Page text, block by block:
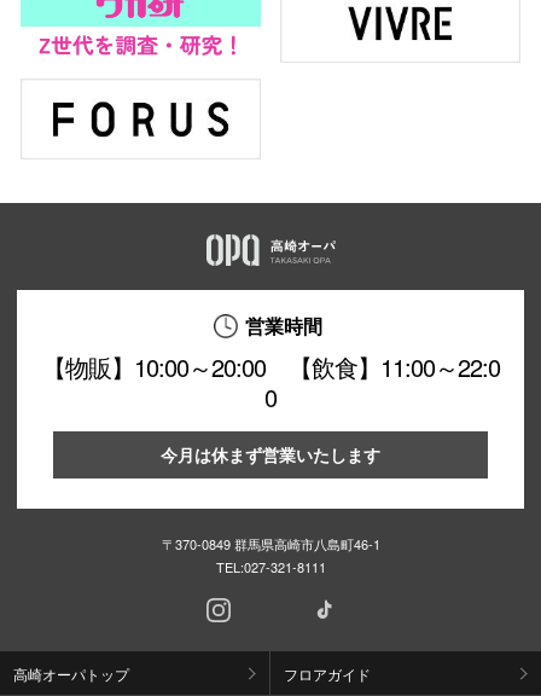
営業時間
【物販】10:00～20:00 【飲食】11:00～22:0
0
今月は休まず営業いたします
〒370-0849 群馬県高崎市八島町46-1
TEL:027-321-8111
高崎オーパトップ フロアガイド